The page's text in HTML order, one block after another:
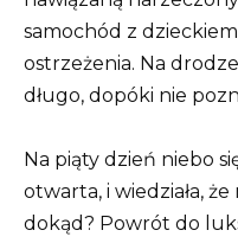
samochód z
ostrzeżenia. Na
długo, dopóki nie
Na piąty dzień niebo
otwarta, i wiedziała,
dokąd? Powrót do